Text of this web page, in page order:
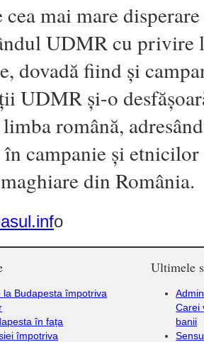
cea mai mare
UDMR cu privire
dovadă fiind și
UDMR și-o
română,
în campanie și
din România.
o
la Budapesta împotriva
în fața
împotriva
Ultimele
Carei
banii